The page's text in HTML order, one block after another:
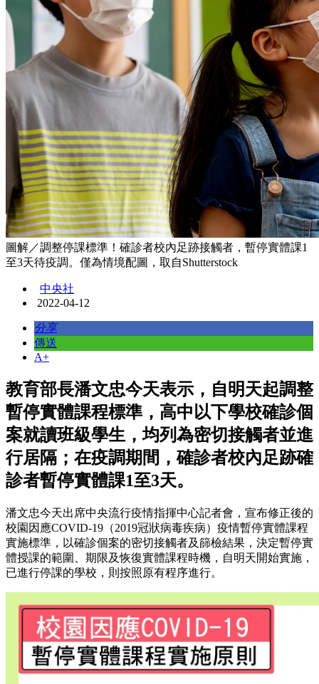
圖解／調整停課標準！確診者校內足跡接觸者，暫停實體課1
至3天待疫調。僅為情境配圖，取自Shutterstock
中央社
2022-04-12
分享
傳送
A+
教育部長潘文忠今天表示，自明天起調整
暫停實體課程標準，高中以下學校確診個
案就讀班級學生，均列為密切接觸者並進
行居隔；在疫調期間，確診者校內足跡確
診者暫停實體課1至3天。
潘文忠今天出席中央流行疫情指揮中心記者會，宣布修正後的
校園因應COVID-19（2019冠狀病毒疾病）疫情暫停實體課程
實施標準，以確診個案的密切接觸者及篩檢結果，決定暫停實
體授課的範圍、期限及恢復實體課程時機，自明天開始實施，
已進行停課的學校，則按照原有程序進行。